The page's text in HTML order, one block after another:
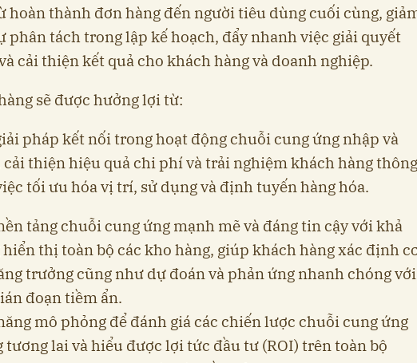
hoàn thành đơn hàng đến người tiêu dùng cuối cùng,
phân tách trong lập kế hoạch, đẩy nhanh việc giải quyết
cải thiện kết quả cho khách hàng và doanh nghiệp.
sẽ được hưởng lợi từ:
pháp kết nối trong hoạt động chuỗi cung ứng nhập và
cải thiện hiệu quả chi phí và trải nghiệm khách hàng thông
tối ưu hóa vị trí, sử dụng và định tuyến hàng hóa.
tảng chuỗi cung ứng mạnh mẽ và đáng tin cậy với khả
hiển thị toàn bộ các kho hàng, giúp khách hàng xác định
trưởng cũng như dự đoán và phản ứng nhanh chóng với
đoạn tiềm ẩn.
mô phỏng để đánh giá các chiến lược chuỗi cung ứng
tương lai và hiểu được lợi tức đầu tư (ROI) trên toàn bộ